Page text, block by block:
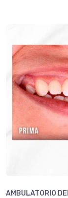
AMBULATORIO